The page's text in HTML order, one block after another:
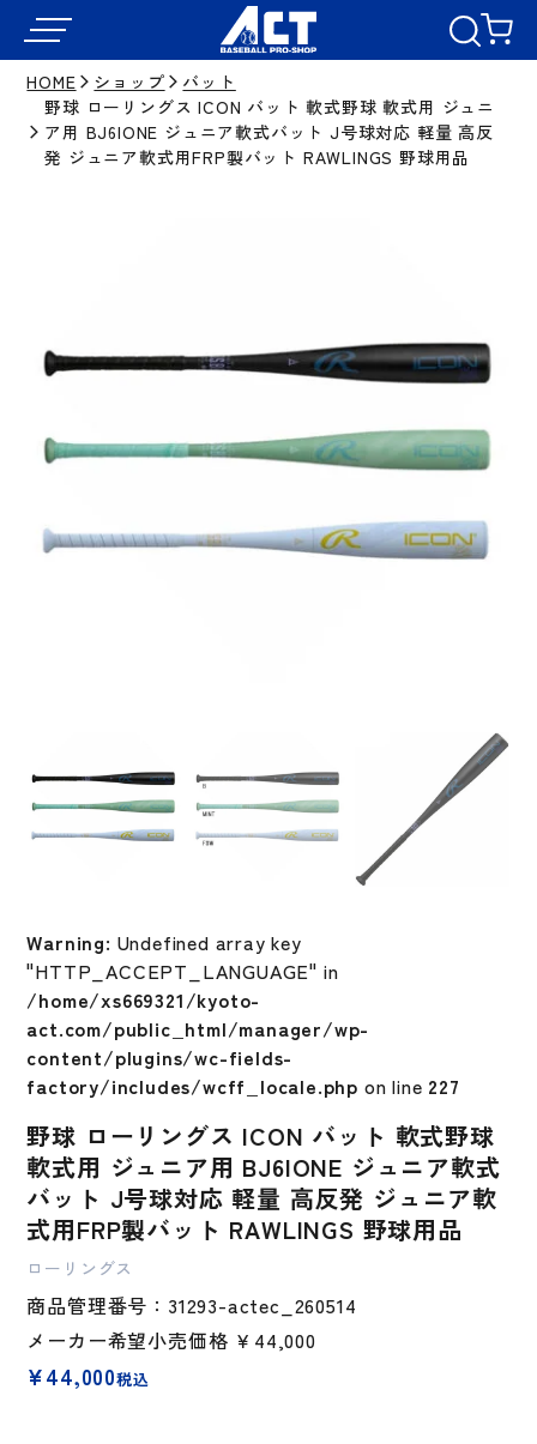
HOME ショップ
バット
野球 ローリングス ICON バット 軟式野球 軟式用 ジュニ
ア用 BJ6IONE ジュニア軟式バット J号球対応 軽量 高反
発 ジュニア軟式用FRP製バット RAWLINGS 野球用品
Warning: Undefined array key
"HTTP_ACCEPT_LANGUAGE" in
/home/xs669321/kyoto-
act.com/public_html/manager/wp-
content/plugins/wc-fields-
factory/includes/wcff_locale.php on line 227
野球 ローリングス ICON バット 軟式野球
軟式用 ジュニア用 BJ6IONE ジュニア軟式
バット J号球対応 軽量 高反発 ジュニア軟
式用FRP製バット RAWLINGS 野球用品
ローリングス
商品管理番号：31293-actec_260514
メーカー希望小売価格 ￥44,000
¥44,000税込